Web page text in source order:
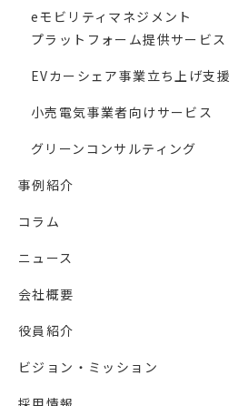
eモビリティマネジメント
プラットフォーム提供サービス
EVカーシェア事業立ち上げ支援
小売電気事業者向けサービス
グリーンコンサルティング
事例紹介
コラム
ニュース
会社概要
役員紹介
ビジョン・ミッション